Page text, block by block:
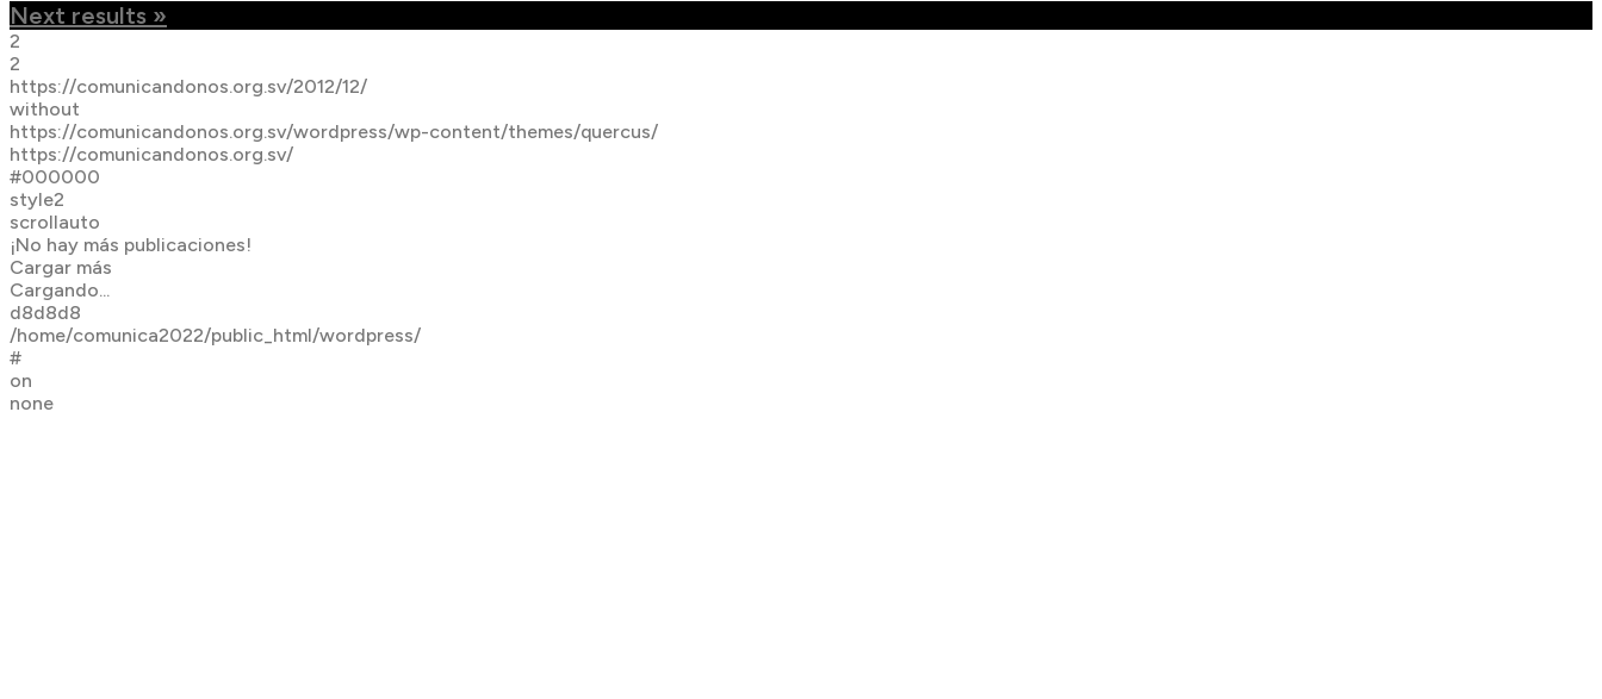
Next results »
2
2
https://comunicandonos.org.sv/2012/12/
without
https://comunicandonos.org.sv/wordpress/wp-content/themes/quercus/
https://comunicandonos.org.sv/
#000000
style2
scrollauto
¡No hay más publicaciones!
Cargar más
Cargando...
d8d8d8
/home/comunica2022/public_html/wordpress/
#
on
none